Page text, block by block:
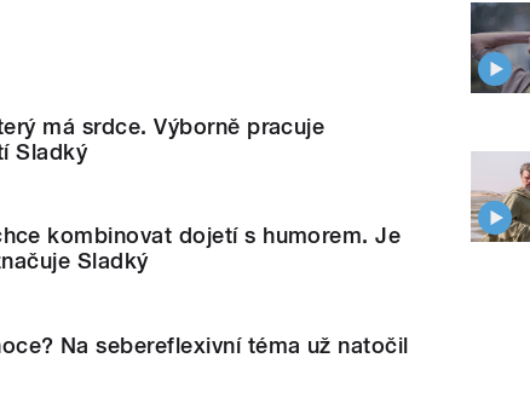
má srdce. Výborně pracuje
Sladký
kombinovat dojetí s humorem. Je
Sladký
Na sebereflexivní téma už natočil